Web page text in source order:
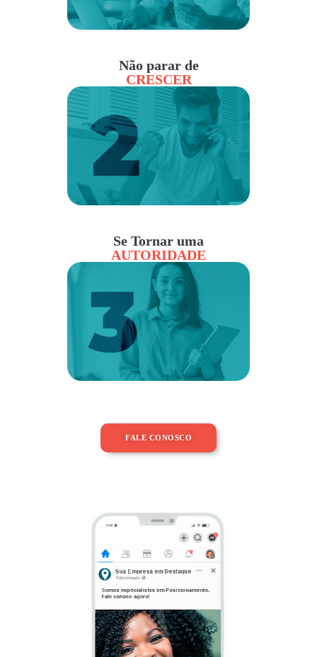
Não parar de
CRESCER
Se Tornar uma
AUTORIDADE
FALE CONOSCO